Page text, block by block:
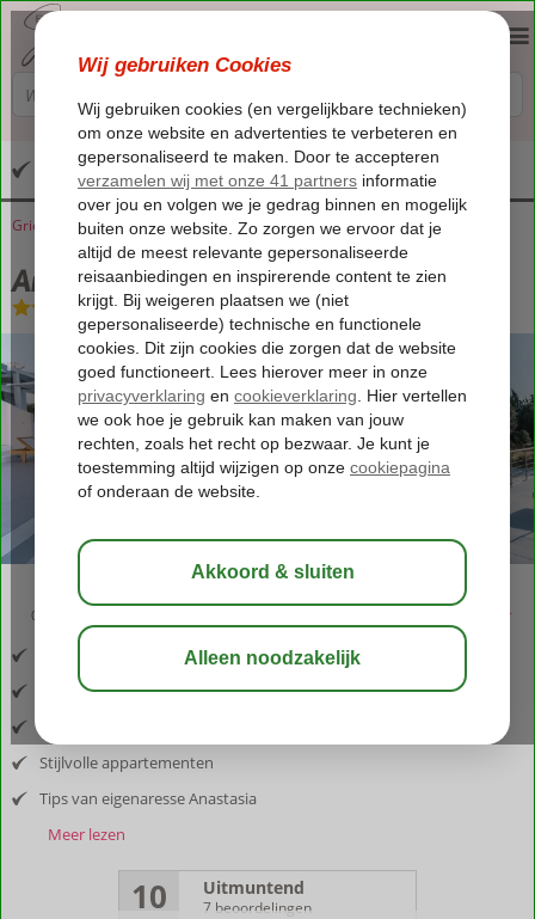
Altijd inclusief huurauto
Home
Griekenland Kreta Kokkinos Pirgos Anastasia Luxury Homes
Anastasia Luxury Homes
Logies-Appartement
03:30 bewaar
Inclusief vlucht en huurauto
Gelegen in Kokkinos Pirgos
Stijlvolle appartementen
Tips van eigenaresse Anastasia
Meer lezen
10 Uitmuntend
7 beoordelingen